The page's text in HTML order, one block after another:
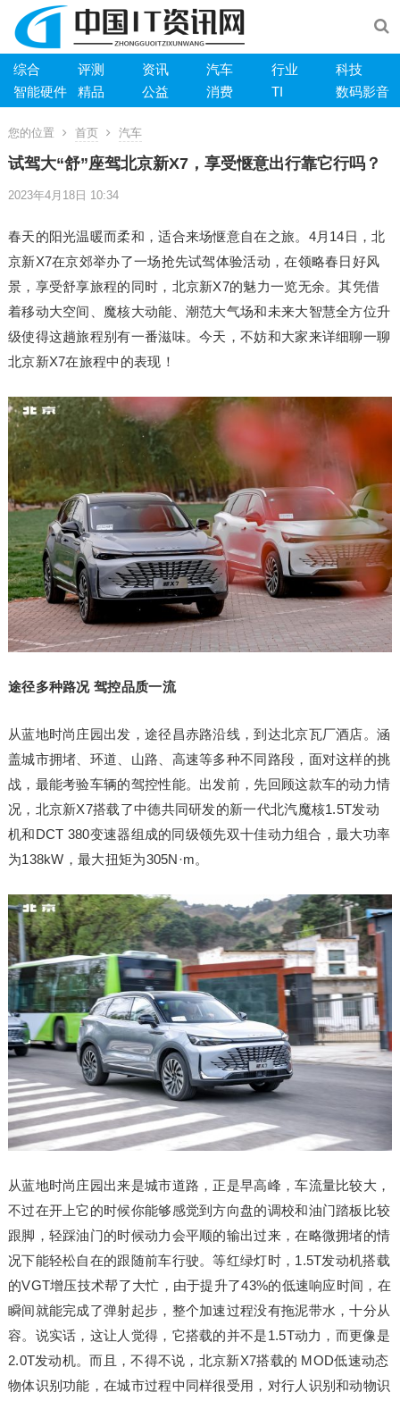
综合 评测 资讯 汽车 行业
科技
智能硬件
精品 公益 消费 TI 数码影音
您的位置 首页 汽车
试驾大“舒”座驾北京新X7，享受惬意出行靠它行吗？
2023年4月18日 10:34
春天的阳光温暖而柔和，适合来场惬意自在之旅。4月14日，北
京新X7在京郊举办了一场抢先试驾体验活动，在领略春日好风
景，享受舒享旅程的同时，北京新X7的魅力一览无余。其凭借
着移动大空间、魔核大动能、潮范大气场和未来大智慧全方位升
级使得这趟旅程别有一番滋味。今天，不妨和大家来详细聊一聊
北京新X7在旅程中的表现！
途径多种路况 驾控品质一流
从蓝地时尚庄园出发，途径昌赤路沿线，到达北京瓦厂酒店。涵
盖城市拥堵、环道、山路、高速等多种不同路段，面对这样的挑
战，最能考验车辆的驾控性能。出发前，先回顾这款车的动力情
况，北京新X7搭载了中德共同研发的新一代北汽魔核1.5T发动
机和DCT 380变速器组成的同级领先双十佳动力组合，最大功率
为138kW，最大扭矩为305N·m。
从蓝地时尚庄园出来是城市道路，正是早高峰，车流量比较大，
不过在开上它的时候你能够感觉到方向盘的调校和油门踏板比较
跟脚，轻踩油门的时候动力会平顺的输出过来，在略微拥堵的情
况下能轻松自在的跟随前车行驶。等红绿灯时，1.5T发动机搭载
的VGT增压技术帮了大忙，由于提升了43%的低速响应时间，在
瞬间就能完成了弹射起步，整个加速过程没有拖泥带水，十分从
容。说实话，这让人觉得，它搭载的并不是1.5T动力，而更像是
2.0T发动机。而且，不得不说，北京新X7搭载的 MOD低速动态
物体识别功能，在城市过程中同样很受用，对行人识别和动物识